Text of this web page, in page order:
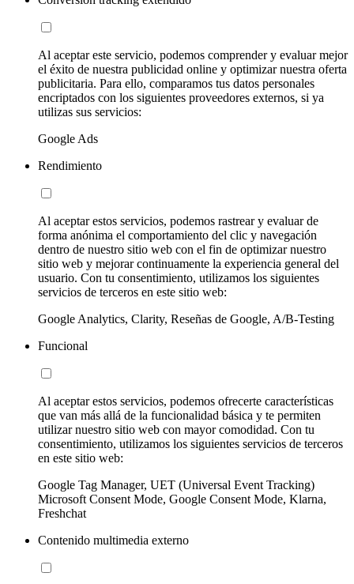
Al aceptar este servicio, podemos comprender y evaluar mejor
el éxito de nuestra publicidad online y optimizar nuestra oferta
publicitaria. Para ello, comparamos tus datos personales
encriptados con los siguientes proveedores externos, si ya
utilizas sus servicios:
Google Ads
Rendimiento
Al aceptar estos servicios, podemos rastrear y evaluar de
forma anónima el comportamiento del clic y navegación
dentro de nuestro sitio web con el fin de optimizar nuestro
sitio web y mejorar continuamente la experiencia general del
usuario. Con tu consentimiento, utilizamos los siguientes
servicios de terceros en este sitio web:
Google Analytics, Clarity, Reseñas de Google, A/B-Testing
Funcional
Al aceptar estos servicios, podemos ofrecerte características
que van más allá de la funcionalidad básica y te permiten
utilizar nuestro sitio web con mayor comodidad. Con tu
consentimiento, utilizamos los siguientes servicios de terceros
en este sitio web:
Google Tag Manager, UET (Universal Event Tracking)
Microsoft Consent Mode, Google Consent Mode, Klarna,
Freshchat
Contenido multimedia externo